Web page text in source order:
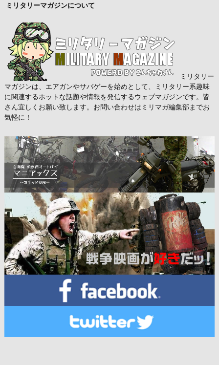
ミリタリーマガジンについて
ミリタリー
マガジンは、エアガンやサバゲーを始めとして、ミリタリー系趣味
に関連するホットな話題や情報を発信するウェブマガジンです。皆
さん宜しくお願い致します。お問い合わせはミリマガ編集部までお
気軽に！